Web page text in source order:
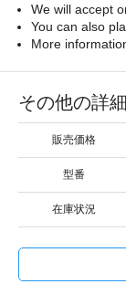
We will accept
You can also
More
その他の詳
販売価格
型番
在庫状況